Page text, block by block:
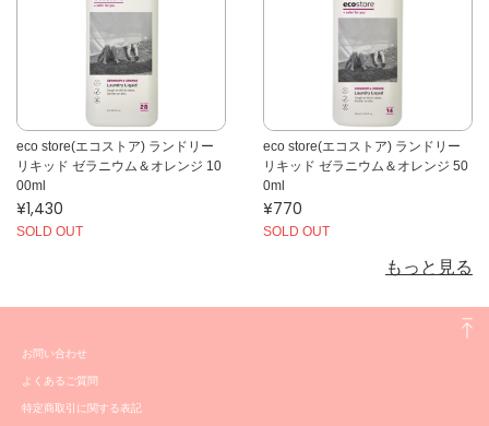
eco store(エコストア) ランドリー
リキッド ゼラニウム＆オレンジ 10
00ml
¥1,430
SOLD OUT
eco store(エコストア) ランドリー
リキッド ゼラニウム＆オレンジ 50
0ml
¥770
SOLD OUT
もっと見る
お問い合わせ
よくあるご質問
特定商取引に関する表記